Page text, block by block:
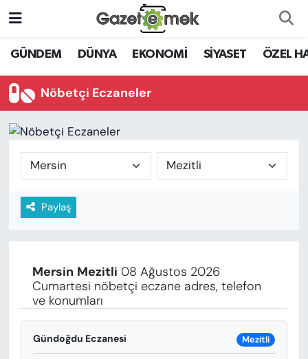
GÜNDEM DÜNYA EKONOMİ SİYASET ÖZEL
Nöbetçi Eczaneler
Paylaş
Mersin Mezitli 08 Ağustos 2026
Cumartesi nöbetçi eczane adres, telefon
ve konumları
Gündoğdu Eczanesi Mezitli
DÜNYA
EKONOMİ
YENİ MEDYADA EMEK
GAZETECİLİĞİNİ GELİŞTİRMEK
FAYDALI BİLGİLER
EĞİTİM
SAĞLIK
Nöbetçi Eczaneler
Hava Durumu
Trafik Durumu
Haber Arşivi